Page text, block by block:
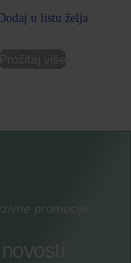
Dodaj u listu želja
promocije